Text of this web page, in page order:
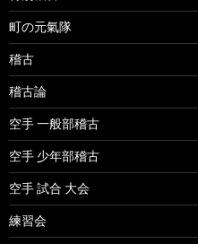
町の元氣隊
稽古
稽古論
空手 一般部稽古
空手 少年部稽古
空手 試合 大会
練習会